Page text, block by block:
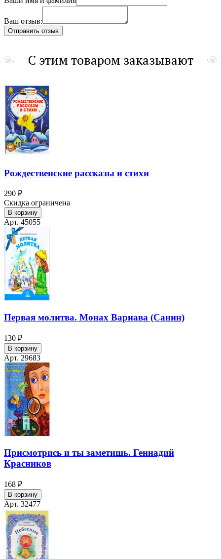
Ваш отзыв:
С этим товаром заказывают
Рождественские рассказы и стихи
290 ₽
Скидка ограничена
В корзину
Арт. 45055
Первая молитва. Монах Варнава (Санин)
130 ₽
В корзину
Арт. 29683
Присмотрись и ты заметишь. Геннадий
Красников
168 ₽
В корзину
Арт. 32477